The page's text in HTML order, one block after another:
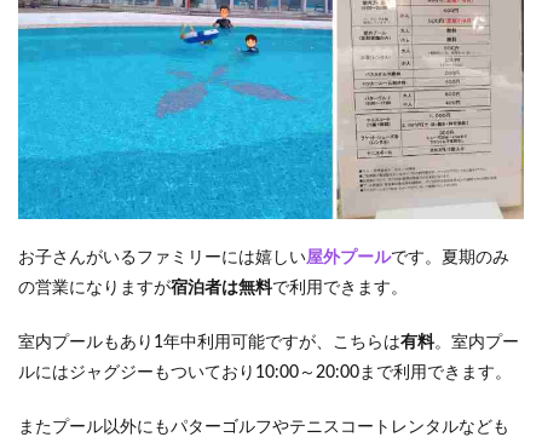
お子さんがいるファミリーには嬉しい屋外プールです。夏期のみ
の営業になりますが宿泊者は無料で利用できます。
室内プールもあり1年中利用可能ですが、こちらは有料。室内プー
ルにはジャグジーもついており10:00～20:00まで利用できます。
またプール以外にもパターゴルフやテニスコートレンタルなども